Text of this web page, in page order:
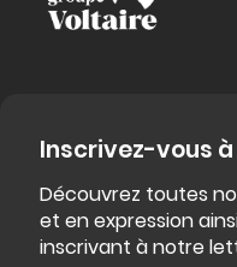
Inscrivez-vous
Découvrez toutes
et en expression
inscrivant à notre